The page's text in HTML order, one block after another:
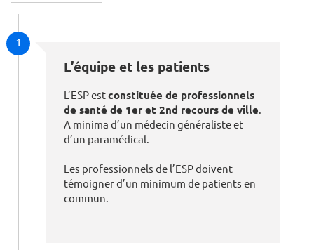
1
L’équipe et les patients
L’ESP estconstituée de professionnels
de santé de 1er et 2nd recours de ville.
A minima d’un médecin généraliste et
d’un paramédical.
Les professionnels de l’ESP doivent
témoigner d’un minimum de patients en
commun.